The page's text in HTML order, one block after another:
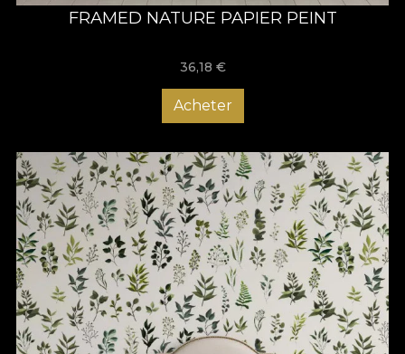
FRAMED NATURE PAPIER PEINT
36,18 €
Acheter